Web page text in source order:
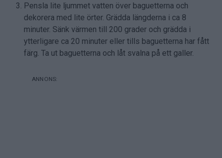
Pensla lite ljummet vatten över baguetterna och
dekorera med lite örter. Grädda längderna i ca 8
minuter. Sänk värmen till 200 grader och grädda i
ytterligare ca 20 minuter eller tills baguetterna har fått
färg. Ta ut baguetterna och låt svalna på ett galler.